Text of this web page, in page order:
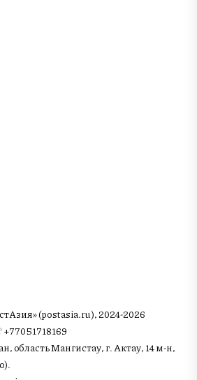
(postasia.ru), 2024-2026
область Мангистау, г. Актау, 14 м-н,